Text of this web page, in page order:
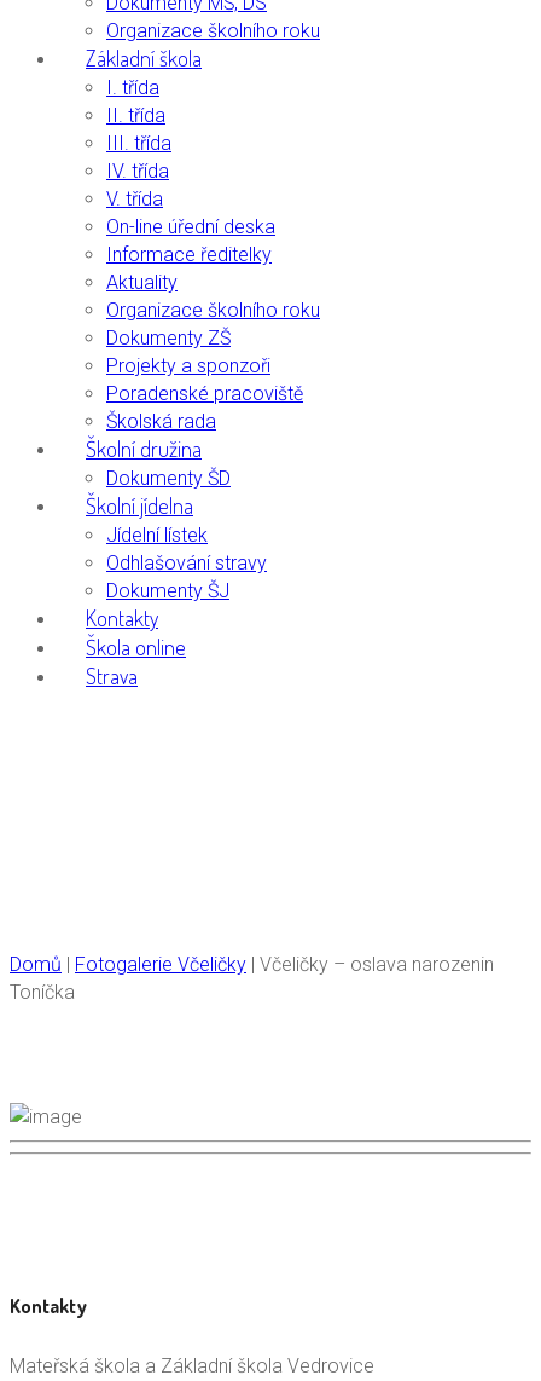
Organizace školního roku
Základní škola
I. třída
II. třída
III. třída
IV. třída
V. třída
On-line úřední deska
Informace ředitelky
Aktuality
Organizace školního roku
Dokumenty ZŠ
Projekty a sponzoři
Poradenské pracoviště
Školská rada
Školní družina
Dokumenty ŠD
Školní jídelna
Jídelní lístek
Odhlašování stravy
Dokumenty ŠJ
Kontakty
Škola online
Strava
Domů | Fotogalerie Včeličky | Včeličky – oslava narozenin
Toníčka
Kontakty
Mateřská škola a Základní škola Vedrovice